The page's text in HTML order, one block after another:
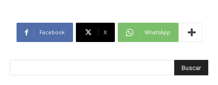
Facebook X WhatsApp